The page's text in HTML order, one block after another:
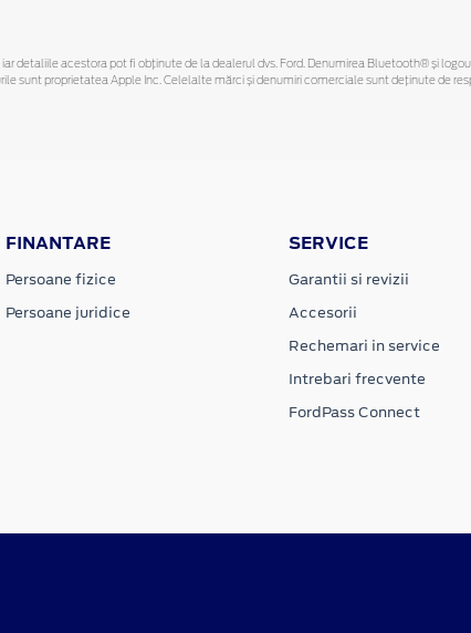
detaliile acestora pot fi obținute de la dealerul dvs. Ford. Denumirea Bluetooth® și
sunt proprietatea Apple Inc. Celelalte mărci și denumiri comerciale sunt deținute de
FINANTARE
Persoane fizice
Persoane juridice
SERVICE
Garantii si revizii
Accesorii
Rechemari in service
Intrebari frecvente
FordPass Connect